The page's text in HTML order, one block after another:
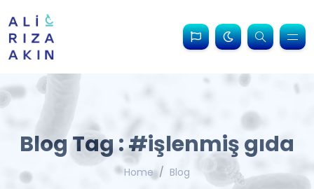
Blog Tag : #işlenmiş gıda
Home Blog